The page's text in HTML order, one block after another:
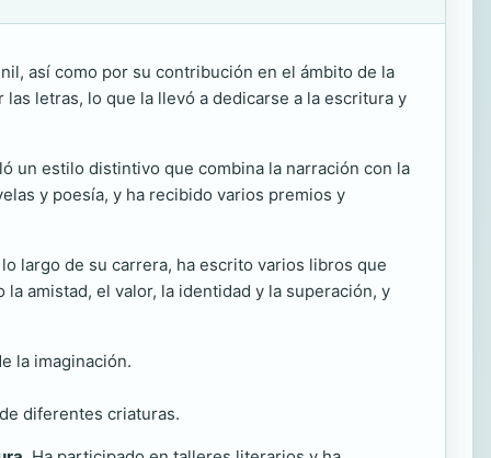
así como por su contribución en el ámbito de la
letras, lo que la llevó a dedicarse a la escritura y
un estilo distintivo que combina la narración con la
y poesía, y ha recibido varios premios y
lo largo de su carrera, ha escrito varios libros que
amistad, el valor, la identidad y la superación, y
la imaginación.
diferentes criaturas.